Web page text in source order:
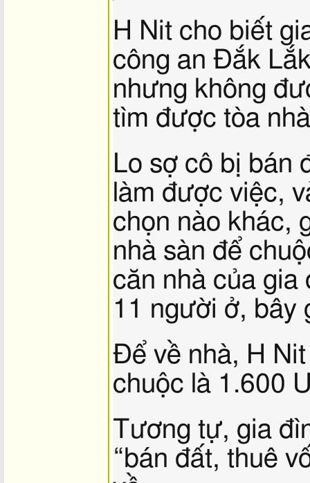
H Nit cho biết
công an Đắk
nhưng không
tìm được tòa
Lo sợ cô bị bán
làm được việc,
chọn nào khác,
nhà sàn để
căn nhà của
11 người ở, bây
Để về nhà, H
chuộc là 1.600
Tương tự, gia
“bán đất, thuê